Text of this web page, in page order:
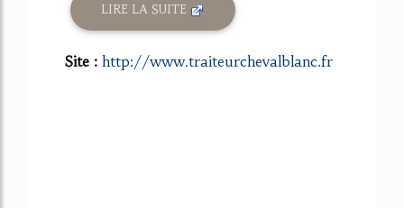
LIRE LA SUITE
Site : http://www.traiteurchevalblanc.fr